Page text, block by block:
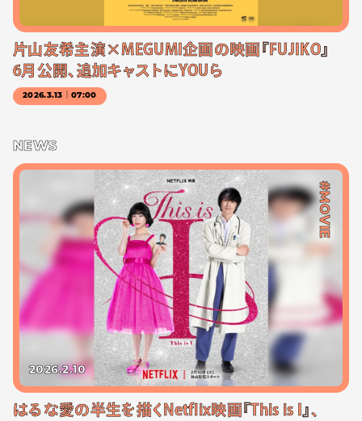
片山友希主演×MEGUMI企画の映画『FUJIKO』
6月公開、追加キャストにYOUら
2026.3.13｜07:00
NEWS
#MOVIE
2026.2.10
はるな愛の半生を描くNetflix映画『This is I』、